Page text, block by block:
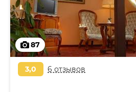
87
3,0 6 отзывов